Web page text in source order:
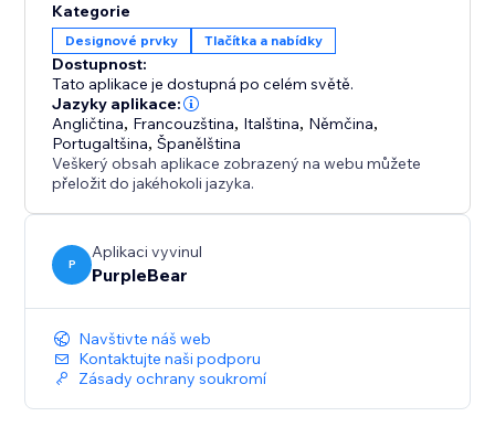
prozkoumávali déle se snadným pohybem po
stránkách.
Zahrňte se svou značkou – nastavte každý pohyb a
detail, aby ladil s estetikou vašeho obchodu.
Přidejte na vaše webové stránky špetku
sofistikovanosti – nainstalujte dnes Smooth Scroll a
premium.
Kategorie
Designové prvky Tlačítka a nabídky
Dostupnost:
Tato aplikace je dostupná po celém světě.
Jazyky aplikace:
Angličtina, Francouzština, Italština, Němčina,
Portugaltšina,Španělština
Veškerý obsah aplikace zobrazený na webu můžete
přeložit do jakéhokoli jazyka.
P
Aplikaci vyvinul
PurpleBear
Navštivte náš web
Kontaktujte naši podporu
Zásady ochrany soukromí